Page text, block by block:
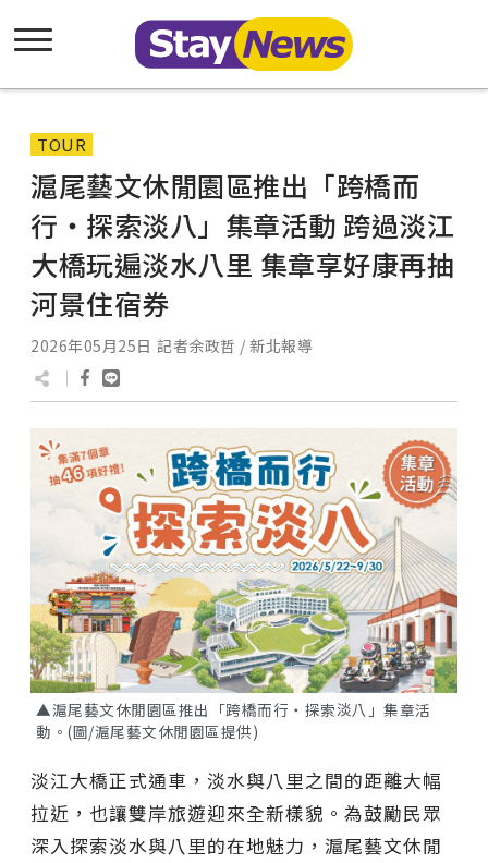
TOUR
滬尾藝文休閒園區推出「跨橋而
行・探索淡八」集章活動 跨過淡江
大橋玩遍淡水八里 集章享好康再抽
河景住宿券
2026年05月25日 記者余政哲 / 新北報導
▲滬尾藝文休閒園區推出「跨橋而行・探索淡八」集章活
動。(圖/滬尾藝文休閒園區提供)
淡江大橋正式通車，淡水與八里之間的距離大幅
拉近，也讓雙岸旅遊迎來全新樣貌。為鼓勵民眾
深入探索淡水與八里的在地魅力，滬尾藝文休閒